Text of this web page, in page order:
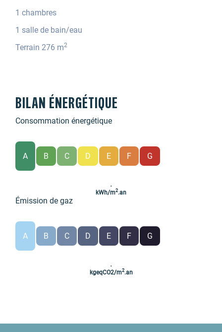
1 chambres
1 salle de bain/eau
Terrain 276 m2
BILAN ÉNERGÉTIQUE
Consommation énergétique
A B C D E F G
.
kWh/m2.an
Émission de gaz
A B C D E F G
.
kgeqCO2/m2.an